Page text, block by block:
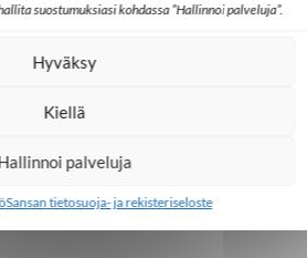
suostumuksiasi kohdassa ”Hallinnoi palveluja”.
Hyväksy
Kiellä
palveluja
Sansan tietosuoja- ja rekisteriseloste